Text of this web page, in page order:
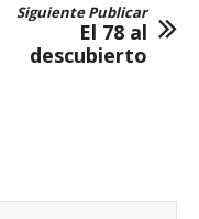
Siguiente Publicar
El 78 al
descubierto